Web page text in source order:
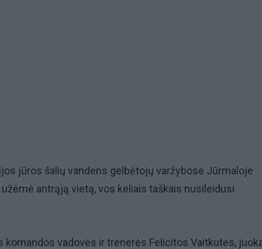
jūros šalių vandens gelbėtojų varžybose Jūrmaloje
antrąją vietą, vos keliais taškais nusileidusi
komandos vadovės ir trenerės Felicitos Vaitkutės,